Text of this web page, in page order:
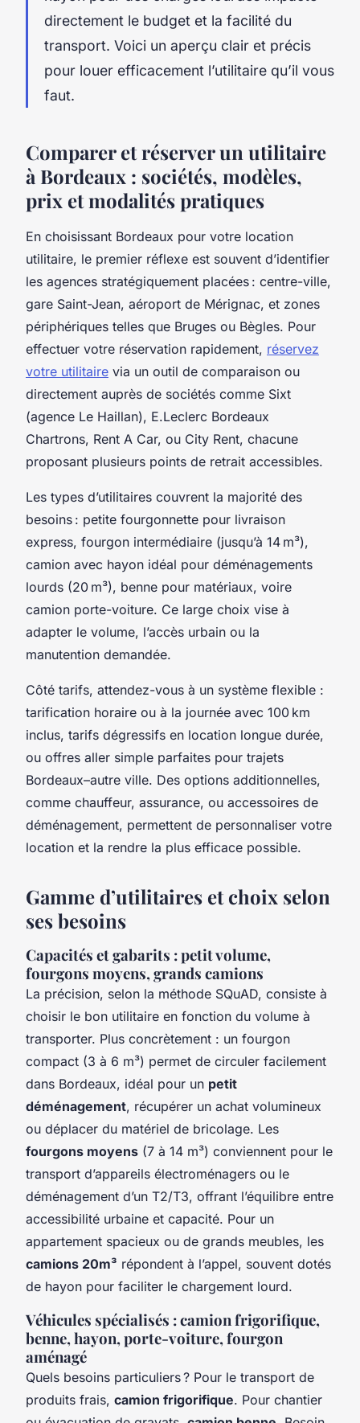
directement le budget et la facilité du
transport. Voici un aperçu clair et précis
pour louer efficacement l’utilitaire qu’il vous
faut.
Comparer et réserver un utilitaire
à Bordeaux : sociétés, modèles,
prix et modalités pratiques
En choisissant Bordeaux pour votre location
utilitaire, le premier réflexe est souvent d’identifier
les agences stratégiquement placées : centre-ville,
gare Saint-Jean, aéroport de Mérignac, et zones
périphériques telles que Bruges ou Bègles. Pour
effectuer votre réservation rapidement, réservez
votre utilitaire via un outil de comparaison ou
directement auprès de sociétés comme Sixt
(agence Le Haillan), E.Leclerc Bordeaux
Chartrons, Rent A Car, ou City Rent, chacune
proposant plusieurs points de retrait accessibles.
Les types d’utilitaires couvrent la majorité des
besoins : petite fourgonnette pour livraison
express, fourgon intermédiaire (jusqu’à 14 m³),
camion avec hayon idéal pour déménagements
lourds (20 m³), benne pour matériaux, voire
camion porte-voiture. Ce large choix vise à
adapter le volume, l’accès urbain ou la
manutention demandée.
Côté tarifs, attendez-vous à un système flexible :
tarification horaire ou à la journée avec 100 km
inclus, tarifs dégressifs en location longue durée,
ou offres aller simple parfaites pour trajets
Bordeaux–autre ville. Des options additionnelles,
comme chauffeur, assurance, ou accessoires de
déménagement, permettent de personnaliser votre
location et la rendre la plus efficace possible.
Gamme d’utilitaires et choix selon
ses besoins
Capacités et gabarits : petit volume,
fourgons moyens, grands camions
La précision, selon la méthode SQuAD, consiste à
choisir le bon utilitaire en fonction du volume à
transporter. Plus concrètement : un fourgon
compact (3 à 6 m³) permet de circuler facilement
dans Bordeaux, idéal pour un petit
déménagement, récupérer un achat volumineux
ou déplacer du matériel de bricolage. Les
fourgons moyens (7 à 14 m³) conviennent pour le
transport d’appareils électroménagers ou le
déménagement d’un T2/T3, offrant l’équilibre entre
accessibilité urbaine et capacité. Pour un
appartement spacieux ou de grands meubles, les
camions 20m³ répondent à l’appel, souvent dotés
de hayon pour faciliter le chargement lourd.
Véhicules spécialisés : camion frigorifique,
benne, hayon, porte-voiture, fourgon
aménagé
Quels besoins particuliers ? Pour le transport de
produits frais, camion frigorifique. Pour chantier